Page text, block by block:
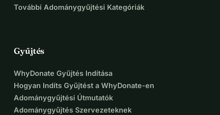
További Adománygyűjtési Kategóriák
Gyűjtés
WhyDonate Gyűjtés Indítása
Hogyan Indíts Gyűjtést a WhyDonate-en
Adománygyűjtési Útmutatók
Adománygyűjtés Szervezeteknek